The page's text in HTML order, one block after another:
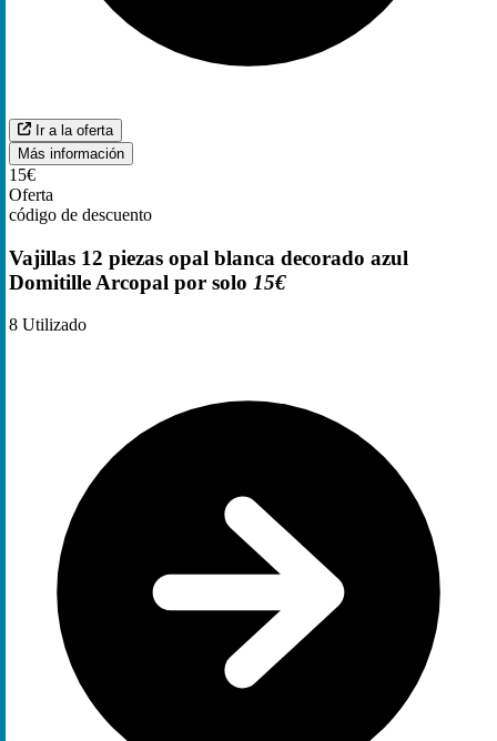
Ir a la oferta
Más información
15€
Oferta
código de descuento
Vajillas 12 piezas opal blanca decorado azul
Domitille Arcopal por solo 15€
8 Utilizado